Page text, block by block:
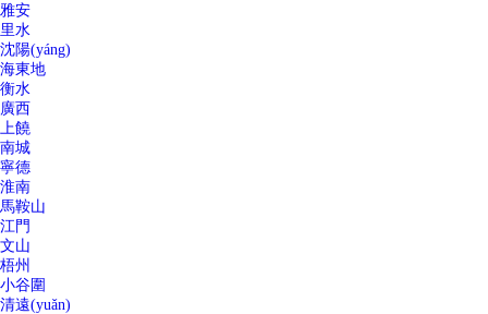
雅安
里水
沈陽(yáng)
海東地
衡水
廣西
上饒
南城
寧德
淮南
馬鞍山
江門
文山
梧州
小谷圍
清遠(yuǎn)